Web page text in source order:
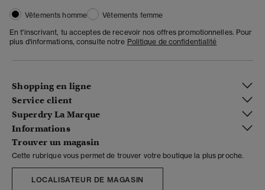
Vêtements homme
Vêtements femme
En t'inscrivant, tu acceptes de recevoir nos offres promotionnelles. Pour
plus d'informations, consulte notre Politique de confidentialité
Shopping en ligne
Service client
Superdry La Marque
Informations
Trouver un magasin
Cette rubrique vous permet de trouver votre boutique la plus proche.
LOCALISATEUR DE MAGASIN